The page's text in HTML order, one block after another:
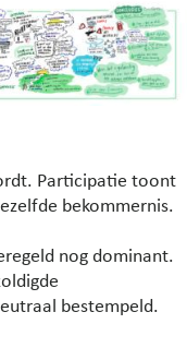
Participatie toont
bekommernis.
nog dominant.
bestempeld.